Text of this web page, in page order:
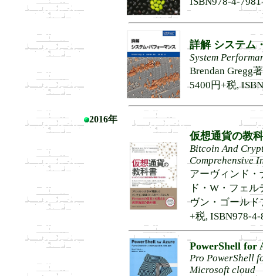
詳解 システム
System
Brendan Gregg
5400円+税,
2016年
仮想通貨の教
Bitcoin And
Comprehensive
アーヴィンド・
ド・W・フェ
ヴン・ゴールド
+税, ISBN978-
PowerShell for
Pro PowerShell
Microsoft cloud